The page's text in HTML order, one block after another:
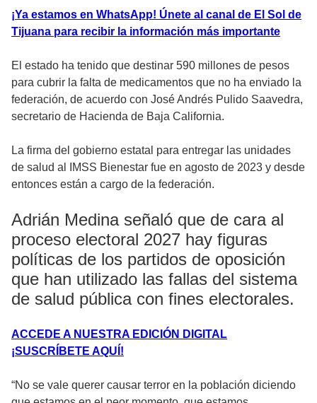
¡Ya estamos en WhatsApp! Únete al canal de El Sol de
Tijuana para recibir la información más importante
El estado ha tenido que destinar 590 millones de pesos
para cubrir la falta de medicamentos que no ha enviado la
federación, de acuerdo con José Andrés Pulido Saavedra,
secretario de Hacienda de Baja California.
La firma del gobierno estatal para entregar las unidades
de salud al IMSS Bienestar fue en agosto de 2023 y desde
entonces están a cargo de la federación.
Adrián Medina señaló que de cara al
proceso electoral 2027 hay figuras
políticas de los partidos de oposición
que han utilizado las fallas del sistema
de salud pública con fines electorales.
ACCEDE A NUESTRA EDICIÓN DIGITAL
¡SUSCRÍBETE AQUÍ!
“No se vale querer causar terror en la población diciendo